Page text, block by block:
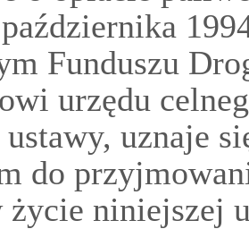
Funduszu
urzędu
uznaje
do
życie niniejszej